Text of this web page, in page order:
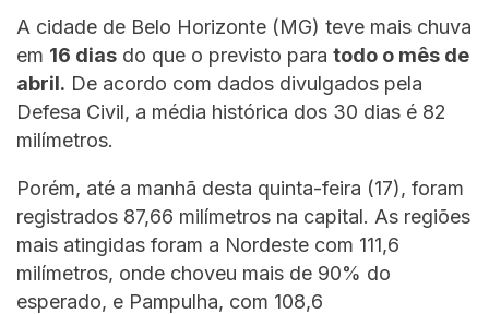
A cidade de Belo Horizonte (MG) teve mais chuva
em 16 dias do que o previsto para todo o mês de
abril. De acordo com dados divulgados pela
Defesa Civil, a média histórica dos 30 dias é 82
milímetros.
Porém, até a manhã desta quinta-feira (17), foram
registrados 87,66 milímetros na capital. As regiões
mais atingidas foram a Nordeste com 111,6
milímetros, onde choveu mais de 90% do
esperado, e Pampulha, com 108,6